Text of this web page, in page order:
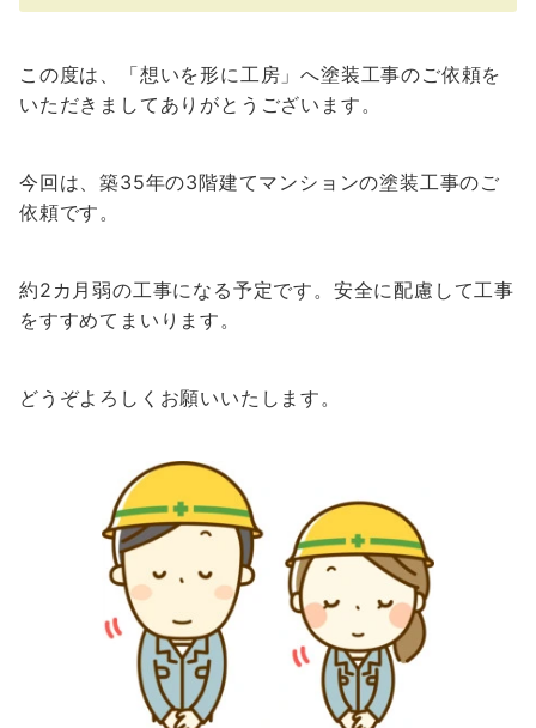
この度は、「想いを形に工房」へ塗装工事のご依頼を
いただきましてありがとうございます。
今回は、築35年の3階建てマンションの塗装工事のご
依頼です。
約2カ月弱の工事になる予定です。安全に配慮して工事
をすすめてまいります。
どうぞよろしくお願いいたします。